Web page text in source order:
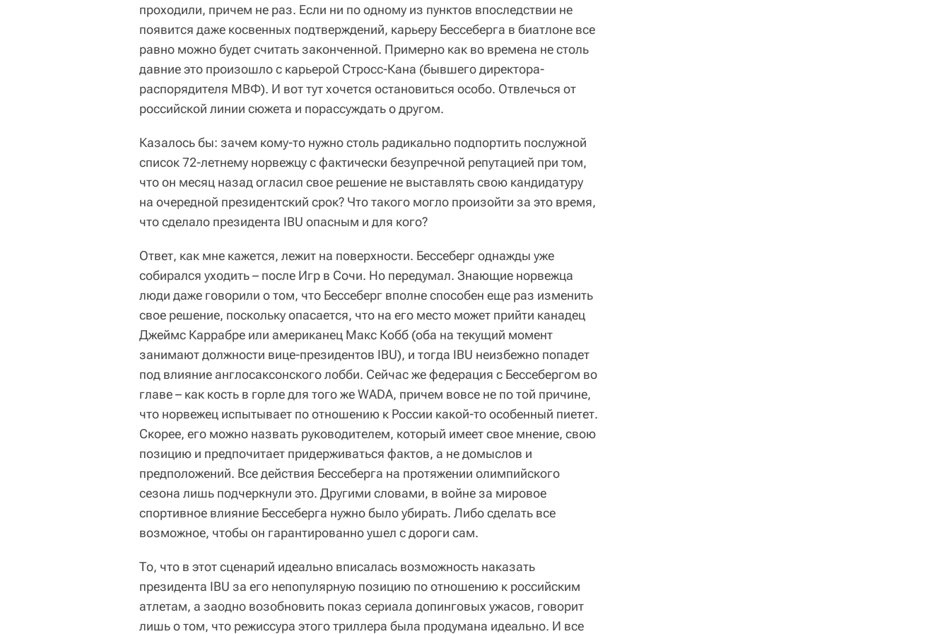
проходили, причем не раз. Если ни по одному из пунктов впоследствии не
появится даже косвенных подтверждений, карьеру Бессеберга в биатлоне все
равно можно будет считать законченной. Примерно как во времена не столь
давние это произошло с карьерой Стросс-Кана (бывшего директора-
распорядителя МВФ). И вот тут хочется остановиться особо. Отвлечься от
российской линии сюжета и порассуждать о другом.
Казалось бы: зачем кому-то нужно столь радикально подпортить послужной
список 72-летнему норвежцу с фактически безупречной репутацией при том,
что он месяц назад огласил свое решение не выставлять свою кандидатуру
на очередной президентский срок? Что такого могло произойти за это время,
что сделало президента IBU опасным и для кого?
Ответ, как мне кажется, лежит на поверхности. Бессеберг однажды уже
собирался уходить – после Игр в Сочи. Но передумал. Знающие норвежца
люди даже говорили о том, что Бессеберг вполне способен еще раз изменить
свое решение, поскольку опасается, что на его место может прийти канадец
Джеймс Каррабре или американец Макс Кобб (оба на текущий момент
занимают должности вице-президентов IBU), и тогда IBU неизбежно попадет
под влияние англосаксонского лобби. Сейчас же федерация с Бессебергом во
главе – как кость в горле для того же WADA, причем вовсе не по той причине,
что норвежец испытывает по отношению к России какой-то особенный пиетет.
Скорее, его можно назвать руководителем, который имеет свое мнение, свою
позицию и предпочитает придерживаться фактов, а не домыслов и
предположений. Все действия Бессеберга на протяжении олимпийского
сезона лишь подчеркнули это. Другими словами, в войне за мировое
спортивное влияние Бессеберга нужно было убирать. Либо сделать все
возможное, чтобы он гарантированно ушел с дороги сам.
То, что в этот сценарий идеально вписалась возможность наказать
президента IBU за его непопулярную позицию по отношению к российским
атлетам, а заодно возобновить показ сериала допинговых ужасов, говорит
лишь о том, что режиссура этого триллера была продумана идеально. И все